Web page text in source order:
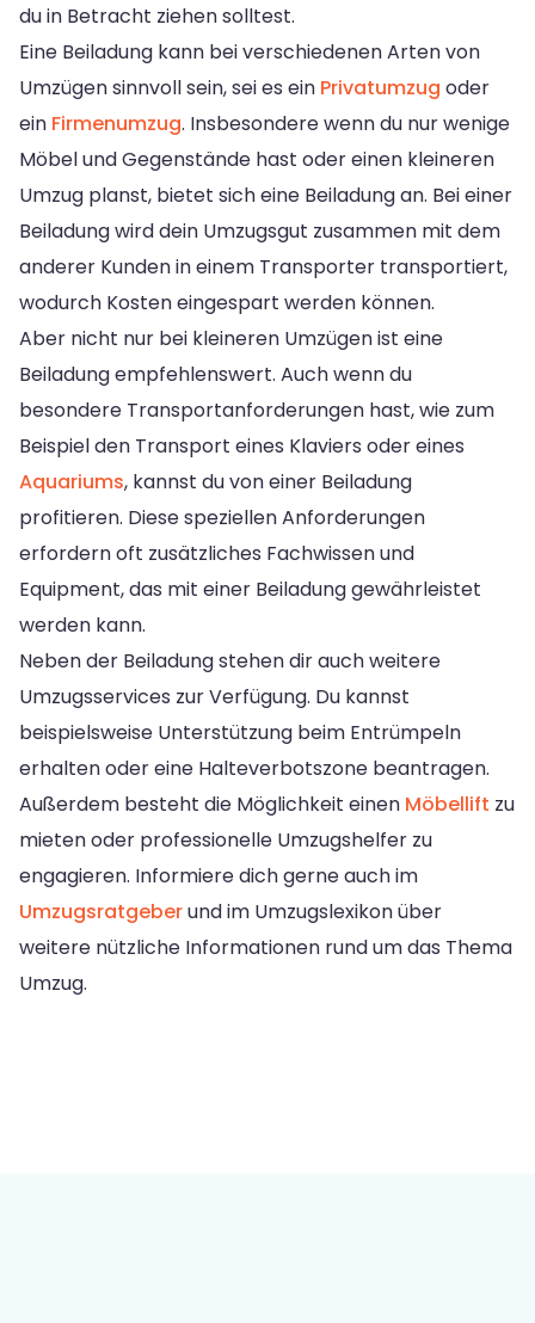
du in Betracht ziehen solltest.
Eine Beiladung kann bei verschiedenen Arten von
Umzügen sinnvoll sein, sei es ein Privatumzug oder
ein Firmenumzug. Insbesondere wenn du nur wenige
Möbel und Gegenstände hast oder einen kleineren
Umzug planst, bietet sich eine Beiladung an. Bei einer
Beiladung wird dein Umzugsgut zusammen mit dem
anderer Kunden in einem Transporter transportiert,
wodurch Kosten eingespart werden können.
Aber nicht nur bei kleineren Umzügen ist eine
Beiladung empfehlenswert. Auch wenn du
besondere Transportanforderungen hast, wie zum
Beispiel den Transport eines Klaviers oder eines
Aquariums, kannst du von einer Beiladung
profitieren. Diese speziellen Anforderungen
erfordern oft zusätzliches Fachwissen und
Equipment, das mit einer Beiladung gewährleistet
werden kann.
Neben der Beiladung stehen dir auch weitere
Umzugsservices zur Verfügung. Du kannst
beispielsweise Unterstützung beim Entrümpeln
erhalten oder eine Halteverbotszone beantragen.
Außerdem besteht die Möglichkeit einen Möbellift zu
mieten oder professionelle Umzugshelfer zu
engagieren. Informiere dich gerne auch im
Umzugsratgeberund im Umzugslexikon über
weitere nützliche Informationen rund um das Thema
Umzug.